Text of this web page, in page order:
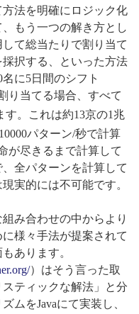
法を明確にロジック化
もう一つの解き方とし
て総当たりで割り当て
択する、といった方法
に5日間のシフト
り当てる場合、すべて
。これは約13京の1兆
パターン/秒で計算
が尽きるまで計算して
全パターンを計算して
実的には不可能です。
み合わせの中からより
様々手法が提案されて
あります。
）はそう言った取
ティックな解法」と分
ムをJavaにて実装し、